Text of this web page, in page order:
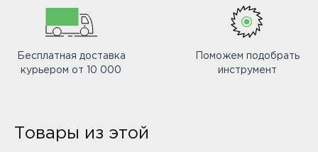
Бесплатная доставка
курьером от 10 000
Поможем подобрать
инструмент
Товары из этой